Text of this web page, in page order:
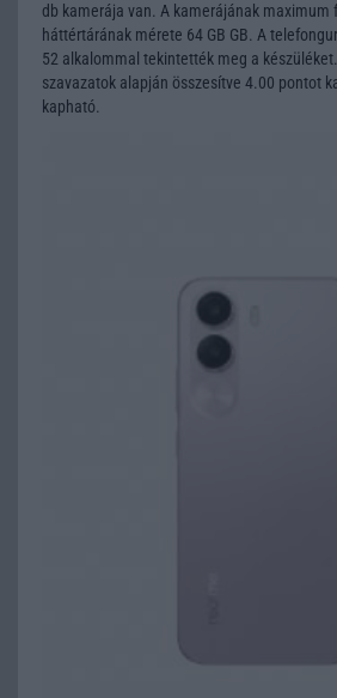
db kamerája van. A kamerájának maximum
háttértárának mérete 64 GB GB. A
52 alkalommal tekintették meg a
szavazatok alapján összesítve 4.00 pontot
kapható.